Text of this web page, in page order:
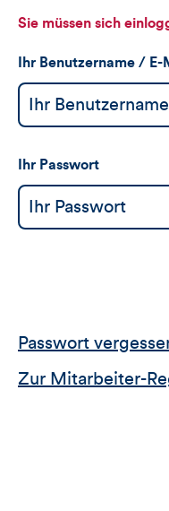
Sie müssen sich
Ihr Benutzername /
Ihr Passwort
Passwort
Zur Mitarbeiter-